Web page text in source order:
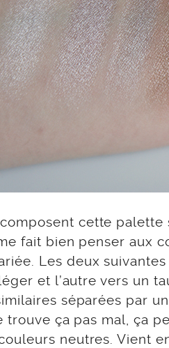
cette
fait bien penser aux
Les deux
et l’autre vers un
séparées par
trouve ça pas mal, ça
neutres. Vient